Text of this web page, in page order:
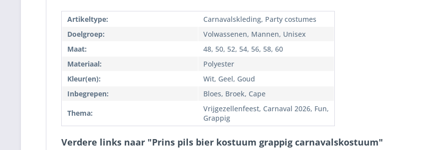
Artikeltype:
Carnavalskleding, Party costumes
Doelgroep:
Volwassenen, Mannen, Unisex
Maat:
48, 50, 52, 54, 56, 58, 60
Materiaal:
Polyester
Kleur(en):
Wit, Geel, Goud
Inbegrepen:
Bloes, Broek, Cape
Thema:
Vrijgezellenfeest, Carnaval 2026, Fun,
Grappig
Verdere links naar "Prins pils bier kostuum grappig carnavalskostuum"